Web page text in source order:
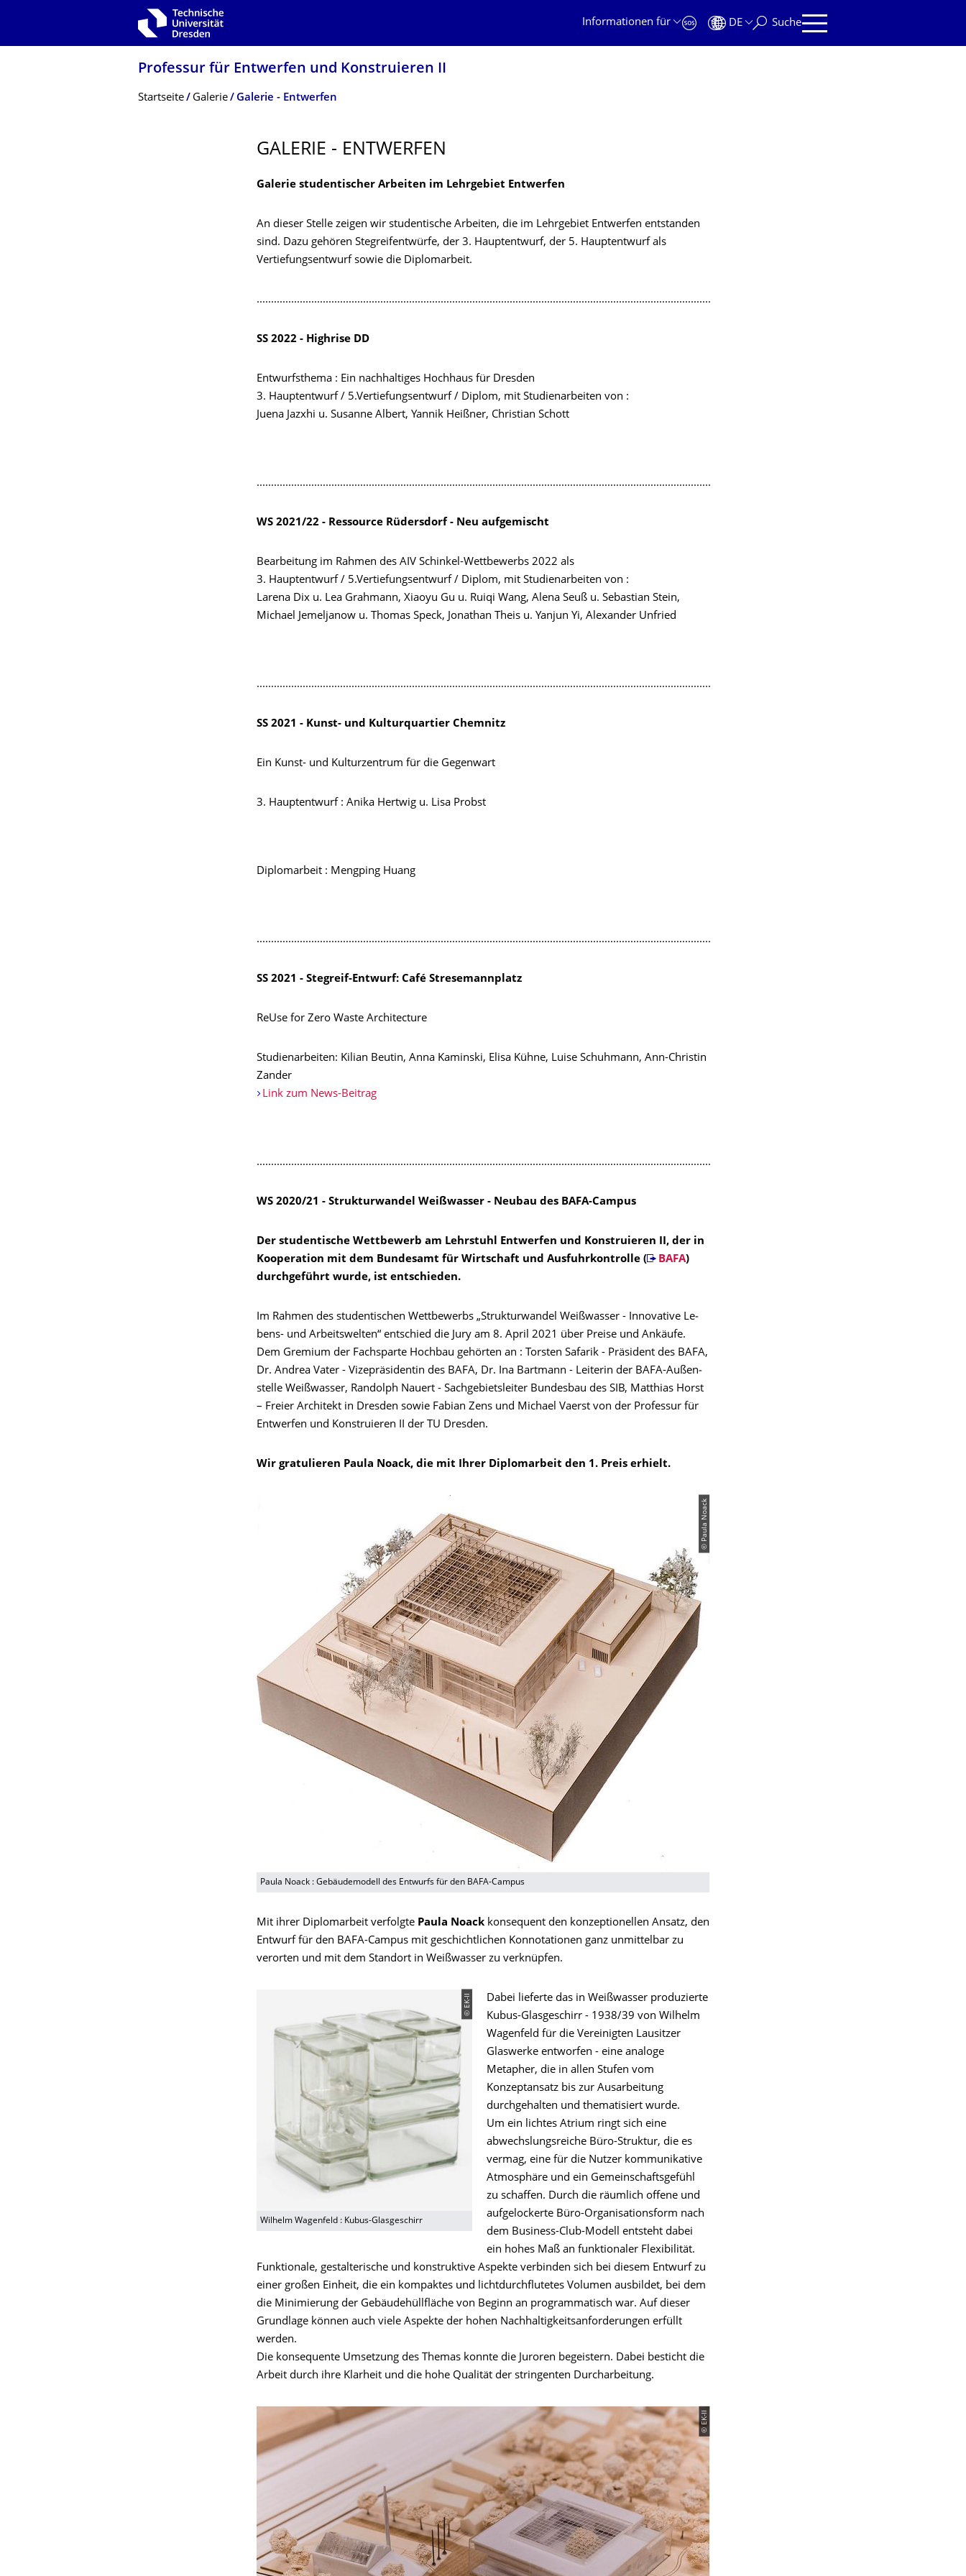
Zur Hauptnavigation springen
Informationen für
DE Suche
Professur für Entwerfen und Konstruieren II
Breadcrumb-Menü
Startseite Galerie Galerie - Entwerfen
GALERIE - ENTWERFEN
Galerie studentischer Arbeiten im Lehrgebiet Entwerfen
An dieser Stelle zeigen wir studentische Arbeiten, die im Lehrgebiet Entwerfen entstanden
sind. Dazu gehören Stegreifentwürfe, der 3. Hauptentwurf, der 5. Hauptentwurf als
Vertiefungsentwurf sowie die Diplomarbeit.
..............................................................................................................................................................
SS 2022 - Highrise DD
Entwurfsthema : Ein nachhaltiges Hochhaus für Dresden
3. Hauptentwurf / 5.Vertiefungsentwurf / Diplom, mit Studienarbeiten von :
Juena Jazxhi u. Susanne Albert, Yannik Heißner, Christian Schott
..............................................................................................................................................................
WS 2021/22 - Ressource Rüdersdorf - Neu aufgemischt
Bearbeitung im Rahmen des AIV Schinkel-Wettbewerbs 2022 als
3. Hauptentwurf / 5.Vertiefungsentwurf / Diplom, mit Studienarbeiten von :
Larena Dix u. Lea Grahmann, Xiaoyu Gu u. Ruiqi Wang, Alena Seuß u. Sebastian Stein,
Michael Jemeljanow u. Thomas Speck, Jonathan Theis u. Yanjun Yi, Alexander Unfried
..............................................................................................................................................................
SS 2021 - Kunst- und Kulturquartier Chemnitz
Ein Kunst- und Kulturzentrum für die Gegenwart
3. Hauptentwurf : Anika Hertwig u. Lisa Probst
Diplomarbeit : Mengping Huang
..............................................................................................................................................................
SS 2021 - Stegreif-Entwurf: Café Stresemannplatz
ReUse for Zero Waste Architecture
Studienarbeiten: Kilian Beutin, Anna Kaminski, Elisa Kühne, Luise Schuhmann, Ann-Christin
Zander
Link zum News-Beitrag
..............................................................................................................................................................
WS 2020/21 - Strukturwandel Weißwasser - Neubau des BAFA-Campus
Der stu­den­tische Wett­be­werb am Lehr­stuhl Ent­wer­fen und Kon­stru­ie­ren II, der in
Ko­ope­ra­ti­on mit dem Bun­des­amt für Wirt­schaft und Aus­fuhr­kon­trol­le (
BAFA)
durchgeführt wurde, ist ent­schie­den.
Im Rahmen des stu­den­ti­schen Wett­be­werbs „Struk­tur­wan­del Weiß­was­ser - In­no­va­ti­ve Le­
bens- und Ar­beits­wel­ten“ ent­schied die Jury am 8. April 2021 über Prei­se und An­käu­fe.
Dem Gre­mi­um der Fachspar­te Hoch­bau ge­hör­ten an : Tor­sten Sa­fa­rik - Prä­si­dent des BAFA,
Dr. An­drea Va­ter - Vi­ze­prä­si­den­tin des BAFA, Dr. Ina Bart­mann - Lei­te­rin der BAFA-Au­ßen­
stel­le Weiß­was­ser, Ran­dolph Nau­ert - Sach­ge­biets­lei­ter Bun­des­bau des SIB, Matthias Horst
– Freier Architekt in Dresden so­wie Fa­bi­an Zens und Mi­cha­el Va­erst von der Pro­fes­sur für
Ent­wer­fen und Kon­stru­ie­ren II der TU Dres­den.
Wir gratulieren Paula Noack, die mit Ihrer Diplomarbeit den 1. Preis erhielt.
© Paula Noack
Paula Noack : Gebäudemodell des Entwurfs für den BAFA-Campus
Mit ihrer Diplomarbeit verfolgte Paula Noack konsequent den konzeptionellen Ansatz, den
Entwurf für den BAFA-Campus mit geschichtlichen Konnotationen ganz unmittelbar zu
verorten und mit dem Standort in Weißwasser zu verknüpfen.
© EK-II
Wilhelm Wagenfeld : Kubus-Glasgeschirr
Dabei lieferte das in Weißwasser produzierte
Kubus-Glasgeschirr - 1938/39 von Wilhelm
Wagenfeld für die Vereinigten Lausitzer
Glaswerke entworfen - eine analoge
Metapher, die in allen Stufen vom
Konzeptansatz bis zur Ausarbeitung
durchgehalten und thematisiert wurde.
Um ein lichtes Atrium ringt sich eine
abwechslungsreiche Büro-Struktur, die es
vermag, eine für die Nutzer kommunikative
Atmosphäre und ein Gemeinschaftsgefühl
zu schaffen. Durch die räumlich offene und
aufgelockerte Büro-Organisationsform nach
dem Business-Club-Modell entsteht dabei
ein hohes Maß an funktionaler Flexibilität.
Funktionale, gestalterische und konstruktive Aspekte verbinden sich bei diesem Entwurf zu
einer großen Einheit, die ein kompaktes und lichtdurchflutetes Volumen ausbildet, bei dem
die Minimierung der Gebäudehüllfläche von Beginn an programmatisch war. Auf dieser
Grundlage können auch viele Aspekte der hohen Nachhaltigkeitsanforderungen erfüllt
werden.
Die konsequente Umsetzung des Themas konnte die Juroren begeistern. Dabei besticht die
Arbeit durch ihre Klarheit und die hohe Qualität der stringenten Durcharbeitung.
© EK-II